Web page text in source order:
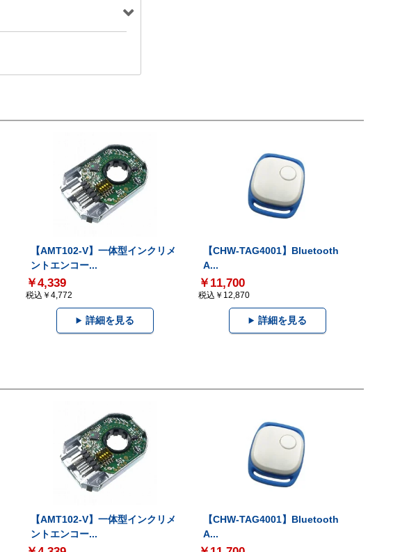
【AMT102-V】一体型インクリメ
ントエンコー...
￥4,339
税込￥4,772
詳細を見る
【CHW-TAG4001】Bluetooth
A...
￥11,700
税込￥12,870
詳細を見る
【AMT102-V】一体型インクリメ
ントエンコー...
【CHW-TAG4001】Bluetooth
A...